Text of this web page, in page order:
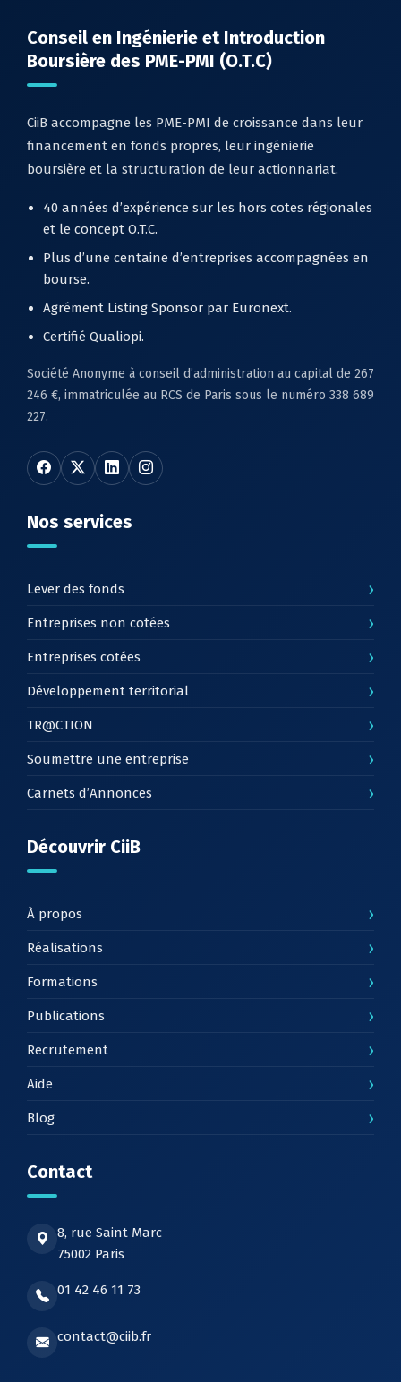
Conseil en Ingénierie et Introduction
Boursière des PME-PMI (O.T.C)
CiiB accompagne les PME-PMI de croissance dans leur
financement en fonds propres, leur ingénierie
boursière et la structuration de leur actionnariat.
40 années d’expérience sur les hors cotes régionales
et le concept O.T.C.
Plus d’une centaine d’entreprises accompagnées en
bourse.
Agrément Listing Sponsor par Euronext.
Certifié Qualiopi.
Société Anonyme à conseil d’administration au capital de 267
246 €, immatriculée au RCS de Paris sous le numéro 338 689
227.
Nos services
Lever des fonds ›
Entreprises non cotées ›
Entreprises cotées ›
Développement territorial ›
TR@CTION ›
Soumettre une entreprise ›
Carnets d’Annonces ›
Découvrir CiiB
À propos ›
Réalisations ›
Formations ›
Publications ›
Recrutement ›
Aide ›
Blog ›
Contact
8, rue Saint Marc
75002 Paris
01 42 46 11 73
contact@ciib.fr